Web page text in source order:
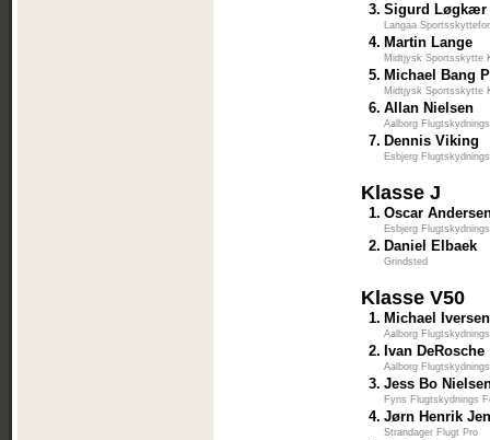
3. Sigurd Løgkær
Langaa
4. Martin Lange
Midtjysk Sportsskytte
5. Michael Bang
Midtjysk Sportsskytte
6. Allan Nielsen
Aalborg
7. Dennis Viking
Esbjerg
Klasse J
1. Oscar
Esbjerg
2. Daniel Elbaek
Grindsted
Klasse V50
1. Michael Iversen
Aalborg
2. Ivan DeRosche
Aalborg
3. Jess Bo
Fyns Flugtskydnings
4. Jørn Henrik
Strandager Flugt Pro